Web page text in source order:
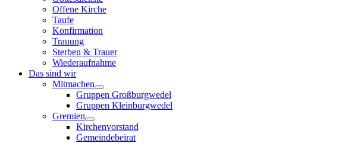
Offene Kirche
Taufe
Konfirmation
Trauung
Sterben & Trauer
Wiederaufnahme
Das sind wir
Mitmachen
Gruppen Großburgwedel
Gruppen Kleinburgwedel
Gremien
Kirchenvorstand
Gemeindebeirat